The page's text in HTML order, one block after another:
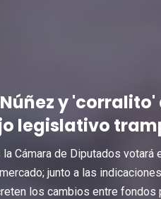
y 'corralito'
legislativo
Cámara de Diputados
junto a las
los cambios entre